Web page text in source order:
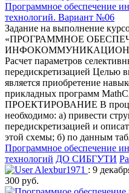
Программное обеспечение
технологий. Вариант №06
Задание на выполнение
«ПРОГРАММНОЕ
Расчет параметров
передискретизацией Целью
является приобретение
прикладных программ
ПРОЕКТИРОВАНИЕ В
необходимо: а) привести
передискретизацией и
этой схемы; б) по данным
Программное обеспечение
технологий ДО СИБГУТИ
Alexbur1971 : 9
300 руб.